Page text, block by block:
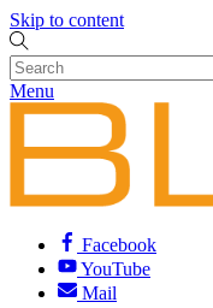
Skip to content
Menu
Facebook
YouTube
Mail